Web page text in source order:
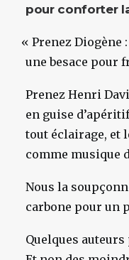
pour conforter
« Prenez Diogène
une besace pour
Prenez Henri
en guise
tout éclairage, et
comme musique
Nous la
carbone pour un
Quelques